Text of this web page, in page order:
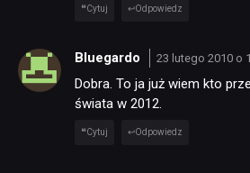
Cytuj Odpowiedz
Bluegardo 23 lutego 2010 o
Dobra. To ja już wiem kto
świata w 2012.
Cytuj Odpowiedz